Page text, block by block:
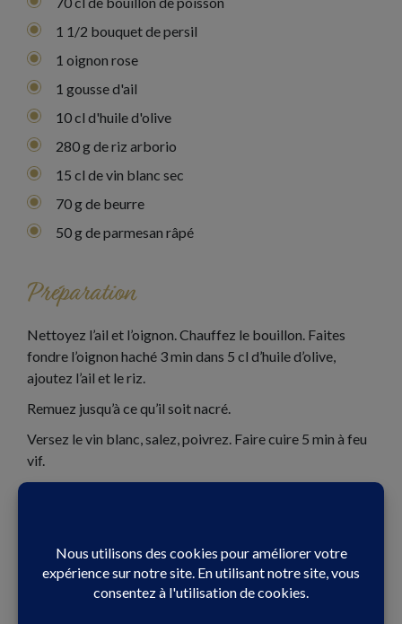
1 1/2 bouquet de persil
1 oignon rose
1 gousse d'ail
10 cl d'huile d'olive
280 g de riz arborio
15 cl de vin blanc sec
70 g de beurre
50 g de parmesan râpé
Préparation
Nettoyez l’ail et l’oignon. Chauffez le bouillon. Faites
fondre l’oignon haché 3 min dans 5 cl d’huile d’olive,
ajoutez l’ail et le riz.
Remuez jusqu’à ce qu’il soit nacré.
Versez le vin blanc, salez, poivrez. Faire cuire 5 min à feu
vif.
Ajoutez le beurre froid en morceaux, les champignons
coupés en morceaux, le parmesan et le persil ciselé en fin